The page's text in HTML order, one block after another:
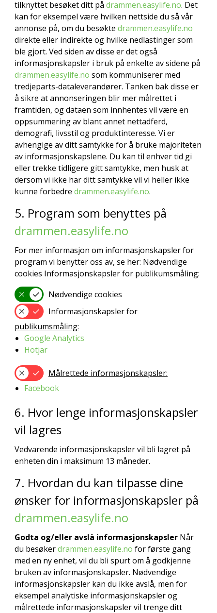
tilknyttet besøket ditt på drammen.easylife.no. Det
kan for eksempel være hvilken nettside du så vår
annonse på, om du besøkte drammen.easylife.no
direkte eller indirekte og hvilke nedlastinger som
ble gjort. Ved siden av disse er det også
informasjonskapsler i bruk på enkelte av sidene på
drammen.easylife.no som kommuniserer med
tredjeparts-dataleverandører. Tanken bak disse er
å sikre at annonseringen blir mer målrettet i
framtiden, og dataen som innhentes vil være en
oppsummering av blant annet nettadferd,
demografi, livsstil og produktinteresse. Vi er
avhengige av ditt samtykke for å bruke majoriteten
av informasjonskapslene. Du kan til enhver tid gi
eller trekke tidligere gitt samtykke, men husk at
dersom vi ikke har ditt samtykke vil vi heller ikke
kunne forbedre drammen.easylife.no.
5. Program som benyttes på
drammen.easylife.no
For mer informasjon om informasjonskapsler for
program vi benytter oss av, se her: Nødvendige
cookies Informasjonskapsler for publikumsmåling:
Nødvendige cookies
Informasjonskapsler for
publikumsmåling:
Google Analytics
Hotjar
Målrettede informasjonskapsler:
Facebook
6. Hvor lenge informasjonskapsler
vil lagres
Vedvarende informasjonskapsler vil bli lagret på
enheten din i maksimum 13 måneder.
7. Hvordan du kan tilpasse dine
ønsker for informasjonskapsler på
drammen.easylife.no
Godta og/eller avslå informasjonskapsler Når
du besøkerdrammen.easylife.no for første gang
med en ny enhet, vil du bli spurt om å godkjenne
bruken av informasjonskapsler. Nødvendige
informasjonskapsler kan du ikke avslå, men for
eksempel analytiske informasjonskapsler og
målrettede informasjonskapsler vil trenge ditt